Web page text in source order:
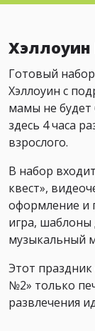
Готовый
Хэллоуин с
мамы не будет
здесь 4 часа
взрослого.
В набор
квест»,
оформление и
игра, шаблоны
музыкальный
Этот праздник
№2» только
развлечения